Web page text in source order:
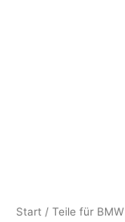
Start / Teile für BMW